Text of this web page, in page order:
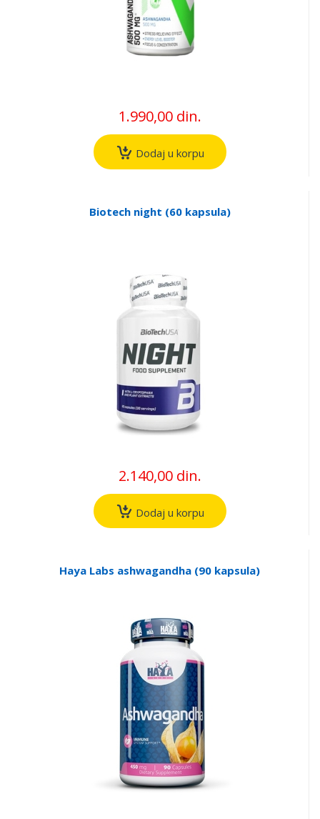
1.990,00 din.
Dodaj u korpu
Biotech night (60 kapsula)
2.140,00 din.
Dodaj u korpu
Haya Labs ashwagandha (90 kapsula)